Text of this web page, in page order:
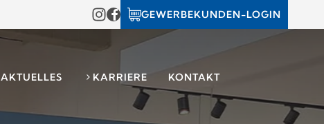
GEWERBEKUNDEN-LOGIN
AKTUELLES KARRIERE KONTAKT